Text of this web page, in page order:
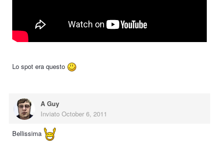
Lo spot era questo
A Guy
Inviato October 6, 2011
Bellissima